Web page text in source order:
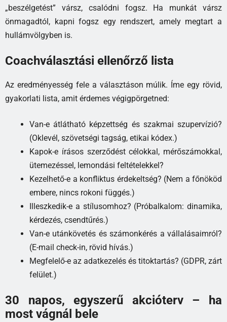
„beszélgetést” vársz, csalódni fogsz. Ha munkát vársz
önmagadtól, kapni fogsz egy rendszert, amely megtart a
hullámvölgyben is.
Coachválasztási ellenőrző lista
Az eredményesség fele a választáson múlik. Íme egy rövid,
gyakorlati lista, amit érdemes végigpörgetned:
Van-e átlátható képzettség és szakmai szupervízió?
(Oklevél, szövetségi tagság, etikai kódex.)
Kapok-e írásos szerződést célokkal, mérőszámokkal,
ütemezéssel, lemondási feltételekkel?
Kezelhető-e a konfliktus érdekeltség? (Nem a főnököd
embere, nincs rokoni függés.)
Illeszkedik-e a stílusomhoz? (Próbalkalom: dinamika,
kérdezés, csendtűrés.)
Van-e utánkövetés és számonkérés a vállalásaimról?
(E-mail check-in, rövid hívás.)
Megfelelő-e az adatkezelés és titoktartás? (GDPR, zárt
felület.)
30 napos, egyszerű akcióterv – ha
most vágnál bele